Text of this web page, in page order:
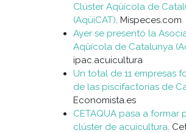
Clúster Aqüícola de
(AqüiCAT) . Mispeces.com
Ayer se presentó la
Aqüícola de Catalunya
ipac.acuicultura
Un total de 11 empresas
de las piscifactorías de
Economista.es
CETAQUA pasa a formar
clúster de acuicultura .